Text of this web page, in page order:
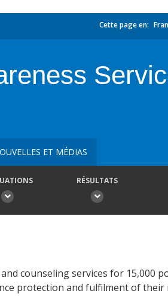
Cette page en:
ET MÉDIAS
RÉSULTATS
counseling services for 15,000
protection and fulfilment of